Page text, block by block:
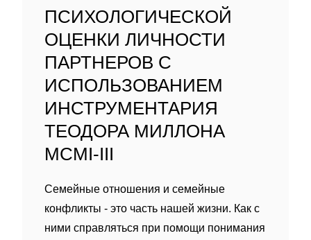
ПСИХОЛОГИЧЕСКОЙ
ОЦЕНКИ ЛИЧНОСТИ
ПАРТНЕРОВ С
ИСПОЛЬЗОВАНИЕМ
ИНСТРУМЕНТАРИЯ
ТЕОДОРА МИЛЛОНА
MCMI-III
Семейные отношения и семейные
конфликты - это часть нашей жизни. Как с
ними справляться при помощи понимания